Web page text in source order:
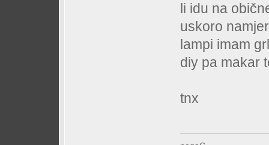
li idu na
uskoro
lampi imam
diy pa makar
tnx